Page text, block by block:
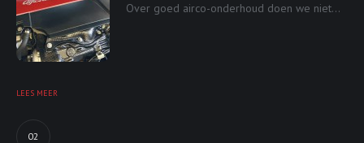
Over goed airco-onderhoud doen we niet...
LEES MEER
02